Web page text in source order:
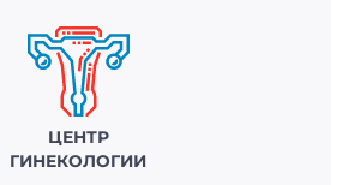
ЦЕНТР
ГИНЕКОЛОГИИ